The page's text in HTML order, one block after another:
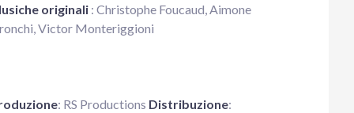
originali : Christophe Foucaud, Aimone
Victor Monteriggioni
: RS Productions Distribuzione: